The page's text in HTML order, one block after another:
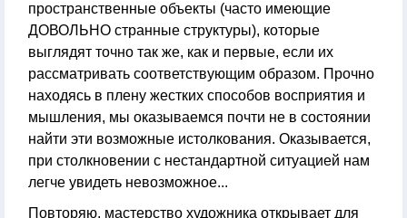
пространственные объекты (часто имеющие
ДОВОЛЬНО странные структуры), которые
выглядят точно так же, как и первые, если их
рассматривать соответствующим образом. Прочно
находясь в плену жестких способов восприятия и
мышления, мы оказываемся почти не в состоянии
найти эти возможные истолкования. Оказывается,
при столкновении с нестандартной ситуацией нам
легче увидеть невозможное...
Повторяю, мастерство художника открывает для